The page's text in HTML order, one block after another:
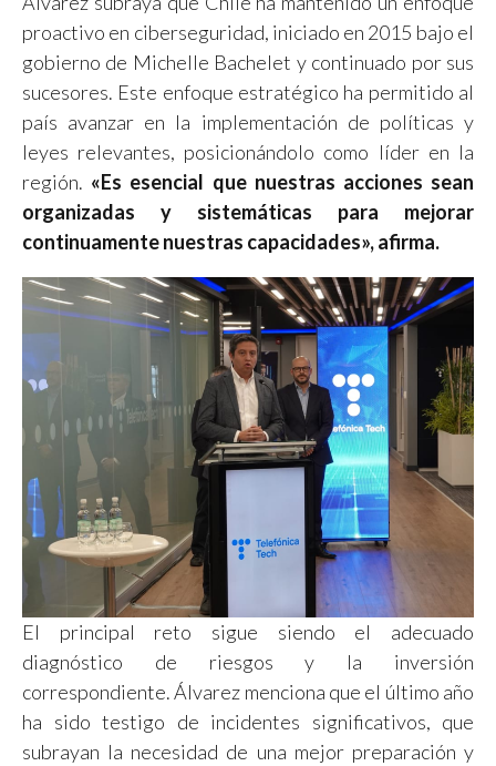
proactivo en ciberseguridad, iniciado en 2015 bajo el
gobierno de Michelle Bachelet y continuado por sus
sucesores. Este enfoque estratégico ha permitido al
país avanzar en la implementación de políticas y
leyes relevantes, posicionándolo como líder en la
región. «Es esencial que nuestras acciones sean
organizadas y sistemáticas para mejorar
continuamente nuestras capacidades», afirma.
El principal reto sigue siendo el adecuado
diagnóstico de riesgos y la inversión
correspondiente. Álvarez menciona que el último año
ha sido testigo de incidentes significativos, que
subrayan la necesidad de una mejor preparación y